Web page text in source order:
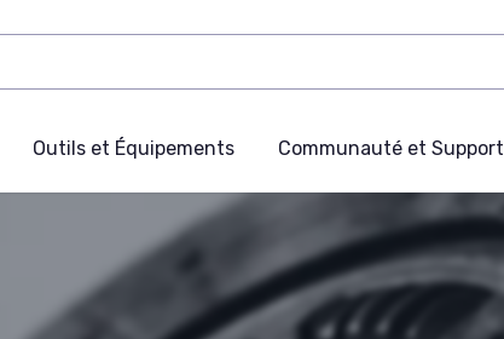
Outils et Équipements Communauté et Support